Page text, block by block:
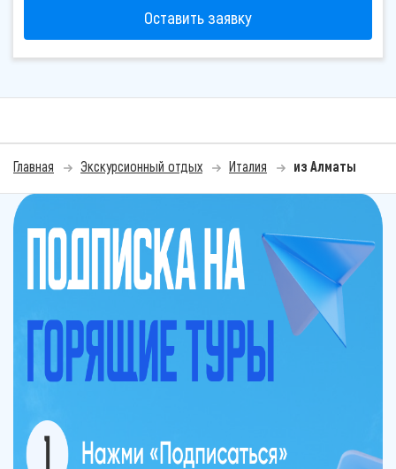
Оставить заявку
Главная Экскурсионный отдых Италия из Алматы